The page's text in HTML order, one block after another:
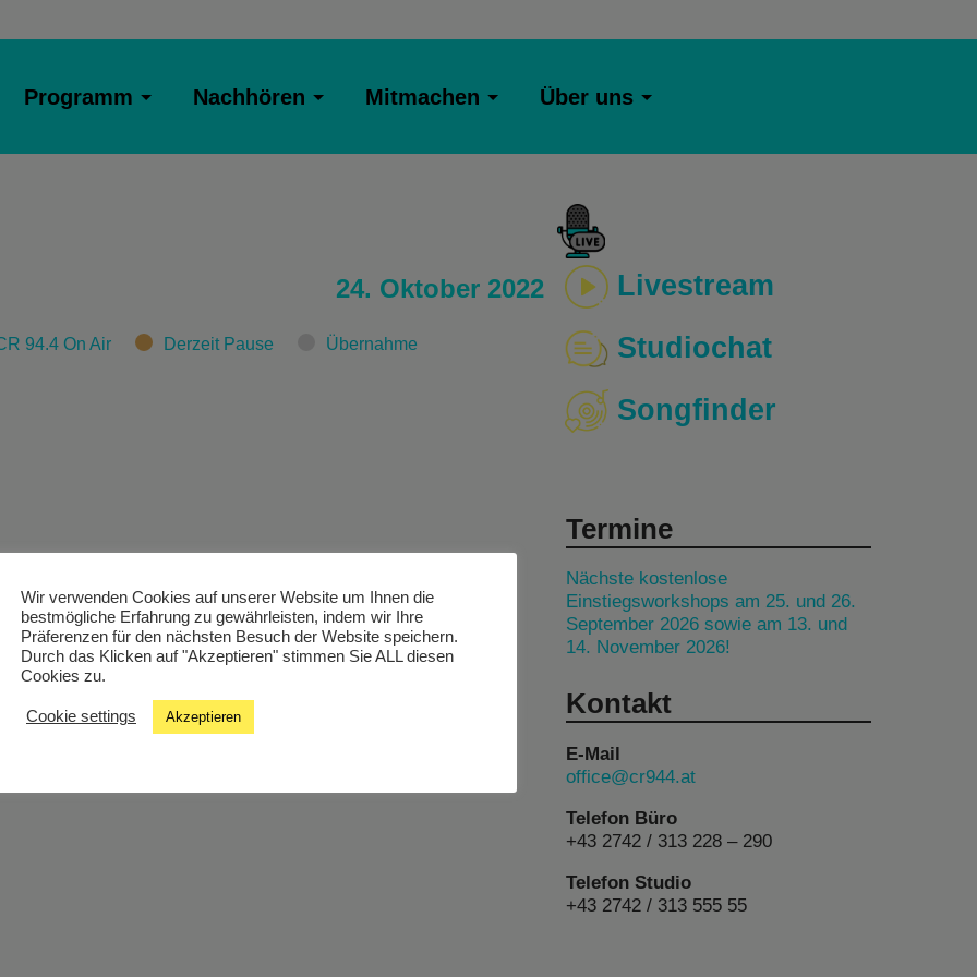
Programm Nachhören Mitmachen Über uns
24. Oktober 2022
94.4 On Air Derzeit Pause Übernahme
Livestream
Studiochat
Songfinder
Termine
Nächste kostenlose
Einstiegsworkshops am 25. und 26.
September 2026 sowie am 13. und
14. November 2026!
Kontakt
E-Mail
office@cr944.at
Telefon Büro
+43 2742 / 313 228 – 290
Telefon Studio
+43 2742 / 313 555 55
Wir verwenden Cookies auf unserer Website um Ihnen die
bestmögliche Erfahrung zu gewährleisten, indem wir Ihre
Präferenzen für den nächsten Besuch der Website speichern.
Durch das Klicken auf "Akzeptieren" stimmen Sie ALL diesen
Cookies zu.
Cookie settings Akzeptieren